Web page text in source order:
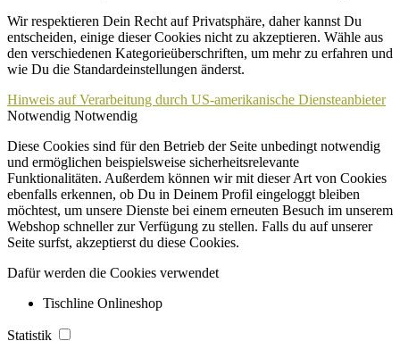
Wir respektieren Dein Recht auf Privatsphäre, daher kannst Du
entscheiden, einige dieser Cookies nicht zu akzeptieren. Wähle aus
den verschiedenen Kategorieüberschriften, um mehr zu erfahren und
wie Du die Standardeinstellungen änderst.
Hinweis auf Verarbeitung durch US-amerikanische Diensteanbieter
Notwendig Notwendig
Diese Cookies sind für den Betrieb der Seite unbedingt notwendig
und ermöglichen beispielsweise sicherheitsrelevante
Funktionalitäten. Außerdem können wir mit dieser Art von Cookies
ebenfalls erkennen, ob Du in Deinem Profil eingeloggt bleiben
möchtest, um unsere Dienste bei einem erneuten Besuch im unserem
Webshop schneller zur Verfügung zu stellen. Falls du auf unserer
Seite surfst, akzeptierst du diese Cookies.
Dafür werden die Cookies verwendet
Tischline Onlineshop
Statistik